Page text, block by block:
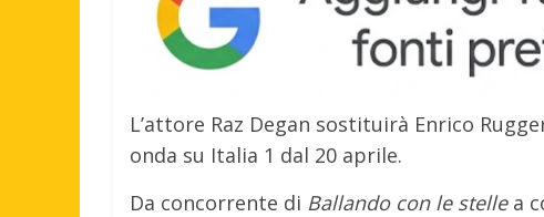
L’attore Raz Degan sostituirà Enrico
onda su Italia 1 dal 20 aprile.
Da concorrente di Ballando con le stellea